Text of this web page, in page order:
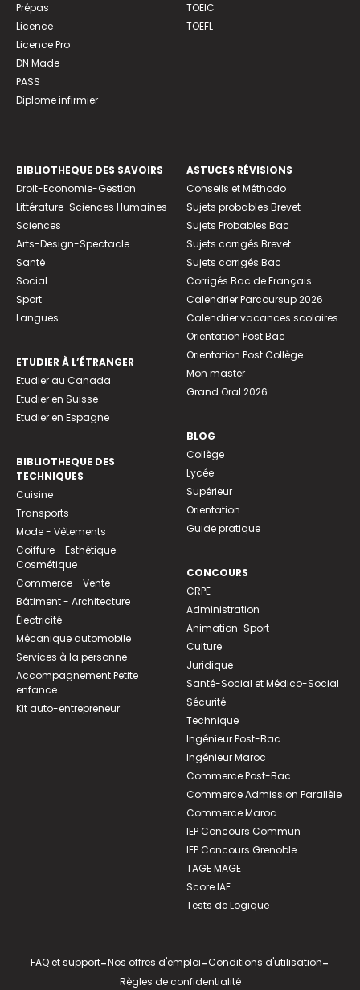
Prépas
Licence
Licence Pro
DN Made
PASS
Diplome infirmier
TOEIC
TOEFL
BIBLIOTHEQUE DES SAVOIRS
Droit-Economie-Gestion
Littérature-Sciences Humaines
Sciences
Arts-Design-Spectacle
Santé
Social
Sport
Langues
ETUDIER À L’ÉTRANGER
Etudier au Canada
Etudier en Suisse
Etudier en Espagne
BIBLIOTHEQUE DES
TECHNIQUES
Cuisine
Transports
Mode - Vêtements
Coiffure - Esthétique -
Cosmétique
Commerce - Vente
Bâtiment - Architecture
Électricité
Mécanique automobile
Services à la personne
Accompagnement Petite
enfance
Kit auto-entrepreneur
ASTUCES RÉVISIONS
Conseils et Méthodo
Sujets probables Brevet
Sujets Probables Bac
Sujets corrigés Brevet
Sujets corrigés Bac
Corrigés Bac de Français
Calendrier Parcoursup 2026
Calendrier vacances scolaires
Orientation Post Bac
Orientation Post Collège
Mon master
Grand Oral 2026
BLOG
Collège
Lycée
Supérieur
Orientation
Guide pratique
CONCOURS
CRPE
Administration
Animation-Sport
Culture
Juridique
Santé-Social et Médico-Social
Sécurité
Technique
Ingénieur Post-Bac
Ingénieur Maroc
Commerce Post-Bac
Commerce Admission Parallèle
Commerce Maroc
IEP Concours Commun
IEP Concours Grenoble
TAGE MAGE
Score IAE
Tests de Logique
FAQ et support-Nos offres d'emploi-Conditions d'utilisation-
Règles de confidentialité